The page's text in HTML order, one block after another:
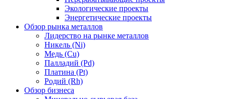
Экологические проекты
Энергетические проекты
Обзор рынка металлов
Лидерство на рынке металлов
Никель (Ni)
Медь (Cu)
Палладий (Pd)
Платина (Pt)
Родий (Rh)
Обзор бизнеса